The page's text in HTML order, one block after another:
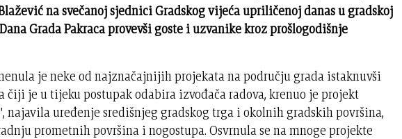
na svečanoj sjednici Gradskog vijeća upriličenoj danas u gradskoj
Grada Pakraca provevši goste i uzvanike kroz prošlogodišnje
je neke od najznačajnijih projekata na području grada istaknuvši
je u tijeku postupak odabira izvođača radova, krenuo je projekt
najavila uređenje središnjeg gradskog trga i okolnih gradskih površina,
prometnih površina i nogostupa. Osvrnula se na mnoge projekte